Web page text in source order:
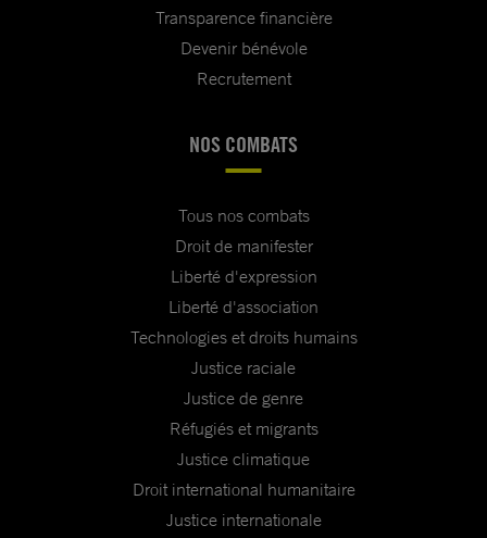
Transparence financière
Devenir bénévole
Recrutement
NOS COMBATS
Tous nos combats
Droit de manifester
Liberté d'expression
Liberté d'association
Technologies et droits humains
Justice raciale
Justice de genre
Réfugiés et migrants
Justice climatique
Droit international humanitaire
Justice internationale